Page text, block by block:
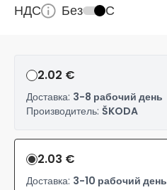
НДС Без С
2.02 €
Доставка: 3-8 рабочий день
Производитель: ŠKODA
2.03 €
Доставка: 3-10 рабочий день